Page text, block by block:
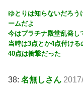
ゆとりは知らないだろう
ームだよ
今はプラチナ殿堂乱発し
当時は3点とか4点付け
40点は衝撃だった
38: 名無しさん